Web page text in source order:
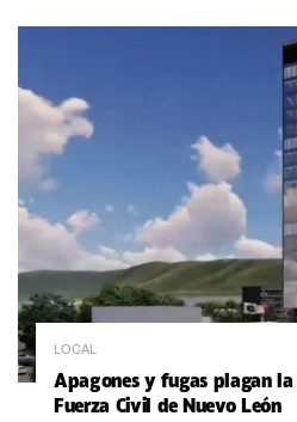
LOCAL
Apagones y fugas plagan
Fuerza Civil de Nuevo León